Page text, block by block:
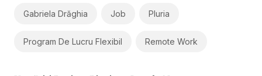
Gabriela Drăghia Job Pluria
Program De Lucru Flexibil Remote Work